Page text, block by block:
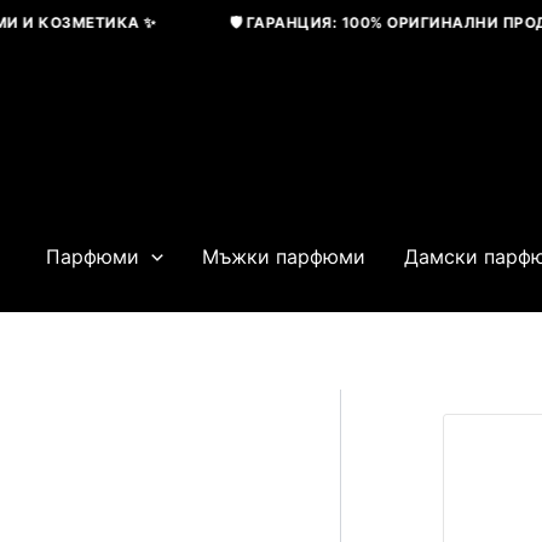
Skip
Парфюми Мъжки парфюми Дамски
✨ 🛡️ ГАРАНЦИЯ: 100% ОРИГИНАЛНИ